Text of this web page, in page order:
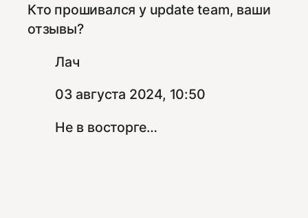
Кто прошивался у update team, ваши
отзывы?
Лач
03 августа 2024, 10:50
Не в восторге…